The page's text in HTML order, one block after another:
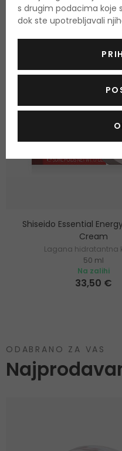
Shiseido Essential
Cream
Lagana hidratantna
50 ml
Na zalihi
33,50 €
ODABRANO ZA VAS
s drugim podacima koje
dok ste upotrebljavali